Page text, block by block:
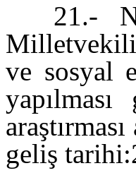
21.-
ve sosyal
geliş